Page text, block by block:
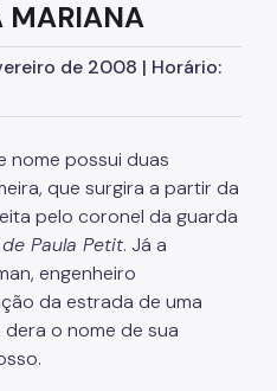
MARIANA
de 2008 | Horário:
nome possui duas
que surgira a partir da
pelo coronel da guarda
Paula Petit. Já a
engenheiro
da estrada de uma
o nome de sua